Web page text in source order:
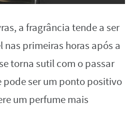
a fragrância tende a ser
primeiras horas após a
torna sutil com o passar
pode ser um ponto positivo
um perfume mais